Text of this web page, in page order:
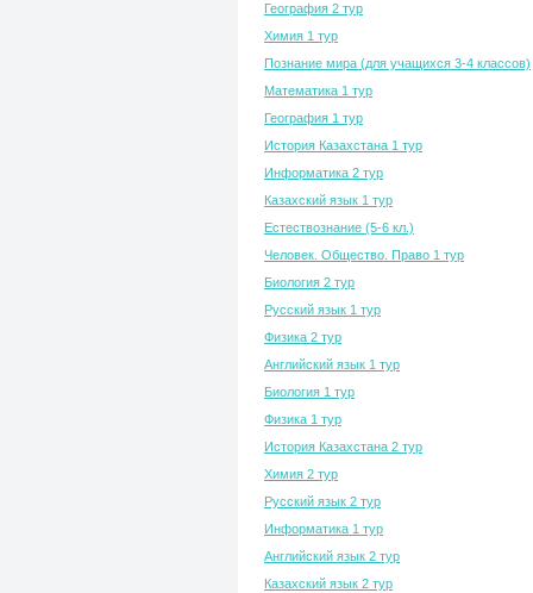
География 2 тур
Химия 1 тур
Познание мира (для учащихся 3-4 классов)
Математика 1 тур
География 1 тур
История Казахстана 1 тур
Информатика 2 тур
Казахский язык 1 тур
Естествознание (5-6 кл.)
Человек. Общество. Право 1 тур
Биология 2 тур
Русский язык 1 тур
Физика 2 тур
Английский язык 1 тур
Биология 1 тур
Физика 1 тур
История Казахстана 2 тур
Химия 2 тур
Русский язык 2 тур
Информатика 1 тур
Английский язык 2 тур
Казахский язык 2 тур